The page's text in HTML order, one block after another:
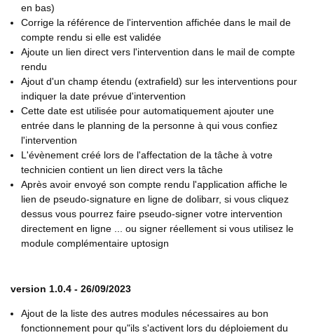
en bas)
Corrige la référence de l'intervention affichée dans le mail de
compte rendu si elle est validée
Ajoute un lien direct vers l'intervention dans le mail de compte
rendu
Ajout d'un champ étendu (extrafield) sur les interventions pour
indiquer la date prévue d'intervention
Cette date est utilisée pour automatiquement ajouter une
entrée dans le planning de la personne à qui vous confiez
l'intervention
L'évènement créé lors de l'affectation de la tâche à votre
technicien contient un lien direct vers la tâche
Après avoir envoyé son compte rendu l'application affiche le
lien de pseudo-signature en ligne de dolibarr, si vous cliquez
dessus vous pourrez faire pseudo-signer votre intervention
directement en ligne ... ou signer réellement si vous utilisez le
module complémentaire uptosign
version 1.0.4 - 26/09/2023
Ajout de la liste des autres modules nécessaires au bon
fonctionnement pour qu"ils s'activent lors du déploiement du